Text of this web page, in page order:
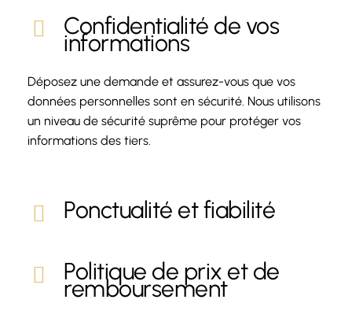
Confidentialité de vos
informations
Déposez une demande et assurez-vous que vos
données personnelles sont en sécurité. Nous utilisons
un niveau de sécurité suprême pour protéger vos
informations des tiers.
Ponctualité et fiabilité
Politique de prix et de
remboursement